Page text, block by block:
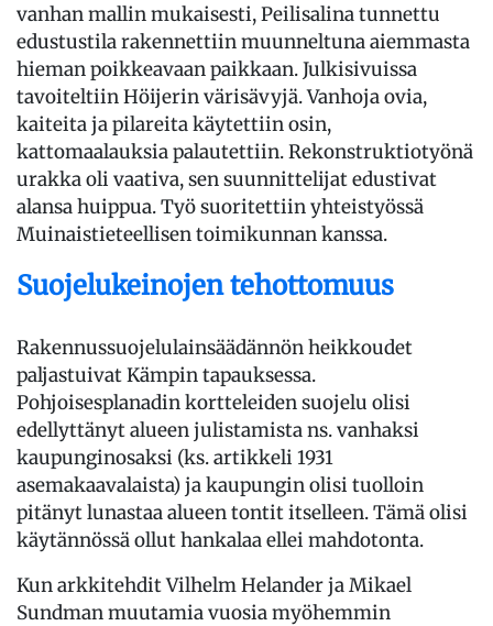
vanhan mallin mukaisesti, Peilisalina tunnettu
edustustila rakennettiin muunneltuna aiemmasta
hieman poikkeavaan paikkaan. Julkisivuissa
tavoiteltiin Höijerin värisävyjä. Vanhoja ovia,
kaiteita ja pilareita käytettiin osin,
kattomaalauksia palautettiin. Rekonstruktiotyönä
urakka oli vaativa, sen suunnittelijat edustivat
alansa huippua. Työ suoritettiin yhteistyössä
Muinaistieteellisen toimikunnan kanssa.
Suojelukeinojen tehottomuus
Rakennussuojelulainsäädännön heikkoudet
paljastuivat Kämpin tapauksessa.
Pohjoisesplanadin kortteleiden suojelu olisi
edellyttänyt alueen julistamista ns. vanhaksi
kaupunginosaksi (ks. artikkeli 1931
asemakaavalaista) ja kaupungin olisi tuolloin
pitänyt lunastaa alueen tontit itselleen. Tämä olisi
käytännössä ollut hankalaa ellei mahdotonta.
Kun arkkitehdit Vilhelm Helander ja Mikael
Sundman muutamia vuosia myöhemmin